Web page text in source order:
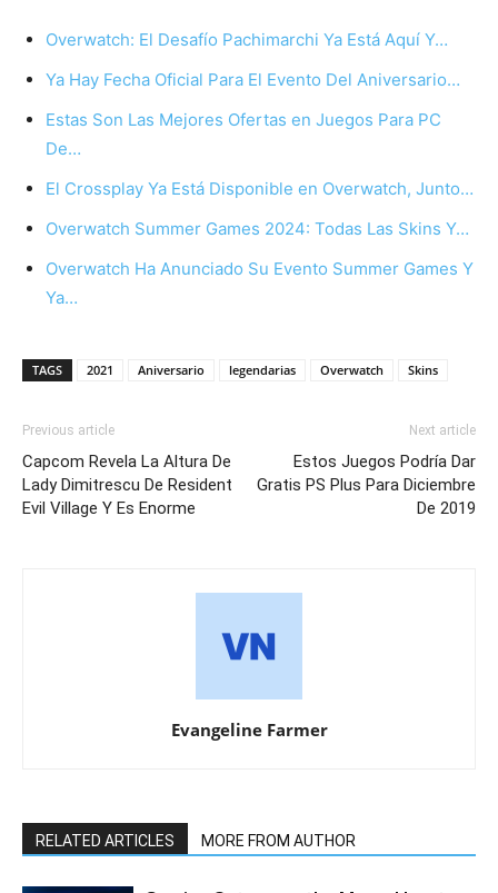
Overwatch: El Desafío Pachimarchi Ya Está Aquí Y…
Ya Hay Fecha Oficial Para El Evento Del Aniversario…
Estas Son Las Mejores Ofertas en Juegos Para PC
De…
El Crossplay Ya Está Disponible en Overwatch, Junto…
Overwatch Summer Games 2024: Todas Las Skins Y…
Overwatch Ha Anunciado Su Evento Summer Games Y
Ya…
TAGS 2021 Aniversario legendarias Overwatch Skins
Previous article
Capcom Revela La Altura De
Lady Dimitrescu De Resident
Evil Village Y Es Enorme
Next article
Estos Juegos Podría Dar
Gratis PS Plus Para Diciembre
De 2019
Evangeline Farmer
RELATED ARTICLES MORE FROM AUTHOR